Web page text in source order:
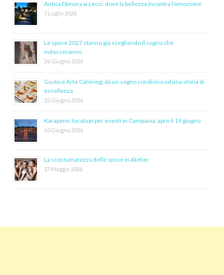
Antica Dimora ai Lecci: dove la bellezza incontra l’emozione
7 Luglio 2026
Le spose 2027 stanno già scegliendo il sogno che
indosseranno
26 Giugno 2026
Gusto e Arte Catering: da un sogno condiviso ad una storia di
eccellenza
22 Giugno 2026
Karapami: location per eventi in Campania, apre il 19 giugno
10 Giugno 2026
La scostumatezza delle spose in Atelier
27 Maggio 2026